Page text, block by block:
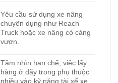
Yêu cầu sử dụng xe nâng
chuyên dụng như Reach
Truck hoặc xe nâng có càng
vươn.
Tầm nhìn hạn chế, việc lấy
hàng ở dãy trong phụ thuộc
nhiều vào kỹ năng tài xế xe